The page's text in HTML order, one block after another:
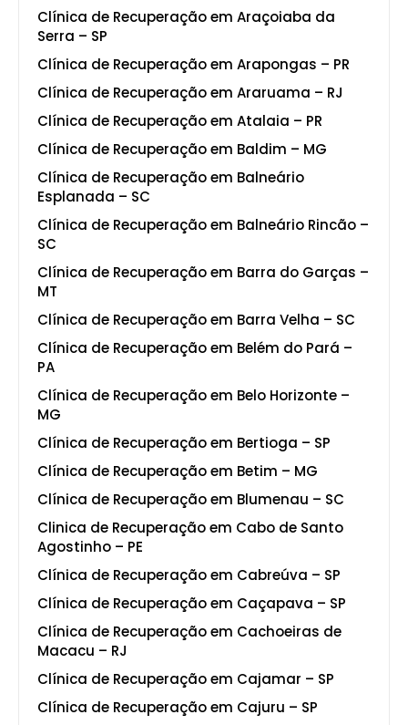
Clínica de Recuperação em Araçoiaba da
Serra – SP
Clínica de Recuperação em Arapongas – PR
Clínica de Recuperação em Araruama – RJ
Clínica de Recuperação em Atalaia – PR
Clínica de Recuperação em Baldim – MG
Clínica de Recuperação em Balneário
Esplanada – SC
Clínica de Recuperação em Balneário Rincão –
SC
Clínica de Recuperação em Barra do Garças –
MT
Clínica de Recuperação em Barra Velha – SC
Clínica de Recuperação em Belém do Pará –
PA
Clínica de Recuperação em Belo Horizonte –
MG
Clínica de Recuperação em Bertioga – SP
Clínica de Recuperação em Betim – MG
Clínica de Recuperação em Blumenau – SC
Clinica de Recuperação em Cabo de Santo
Agostinho – PE
Clínica de Recuperação em Cabreúva – SP
Clínica de Recuperação em Caçapava – SP
Clínica de Recuperação em Cachoeiras de
Macacu – RJ
Clínica de Recuperação em Cajamar – SP
Clínica de Recuperação em Cajuru – SP